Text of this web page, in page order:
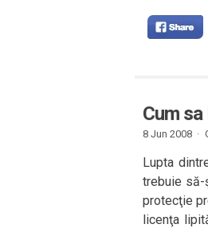
Cum
8 Jun 2008 ·
Lupta
trebuie să-
protecţie
licenţa